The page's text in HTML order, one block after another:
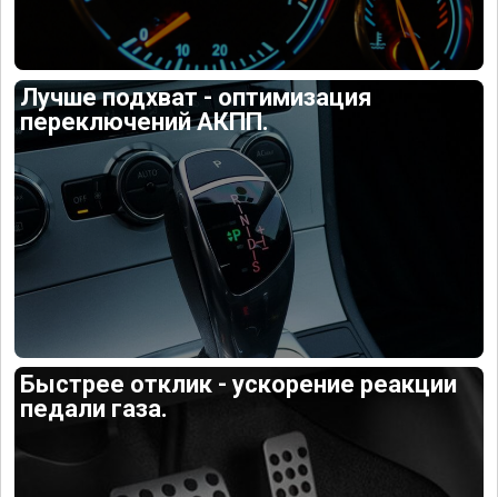
Лучше подхват - оптимизация
переключений АКПП.
Быстрее отклик - ускорение реакции
педали газа.